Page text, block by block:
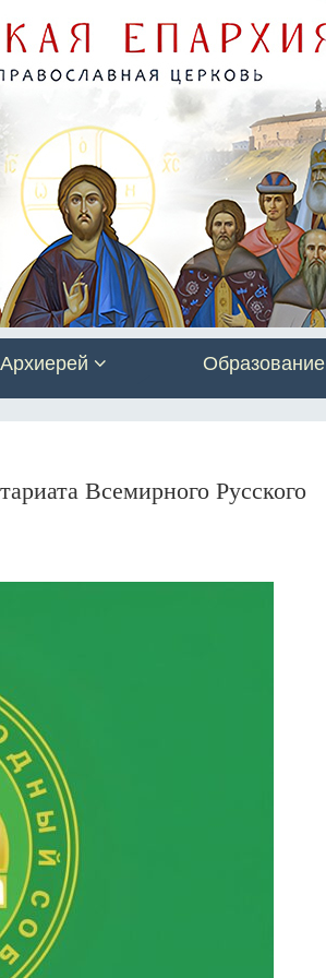
Образование
Всемирного Русского